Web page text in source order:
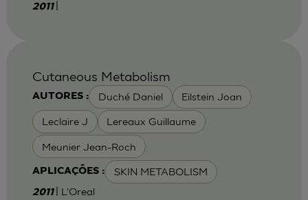
2011
AUTORES : Duché Daniel Eilstein Joan
Leclaire J Lereaux Guillaume
Meunier Jean-Roch
APLICAÇÕES : SKIN METABOLISM
Cutaneous Metabolism
2011 | L'Oreal